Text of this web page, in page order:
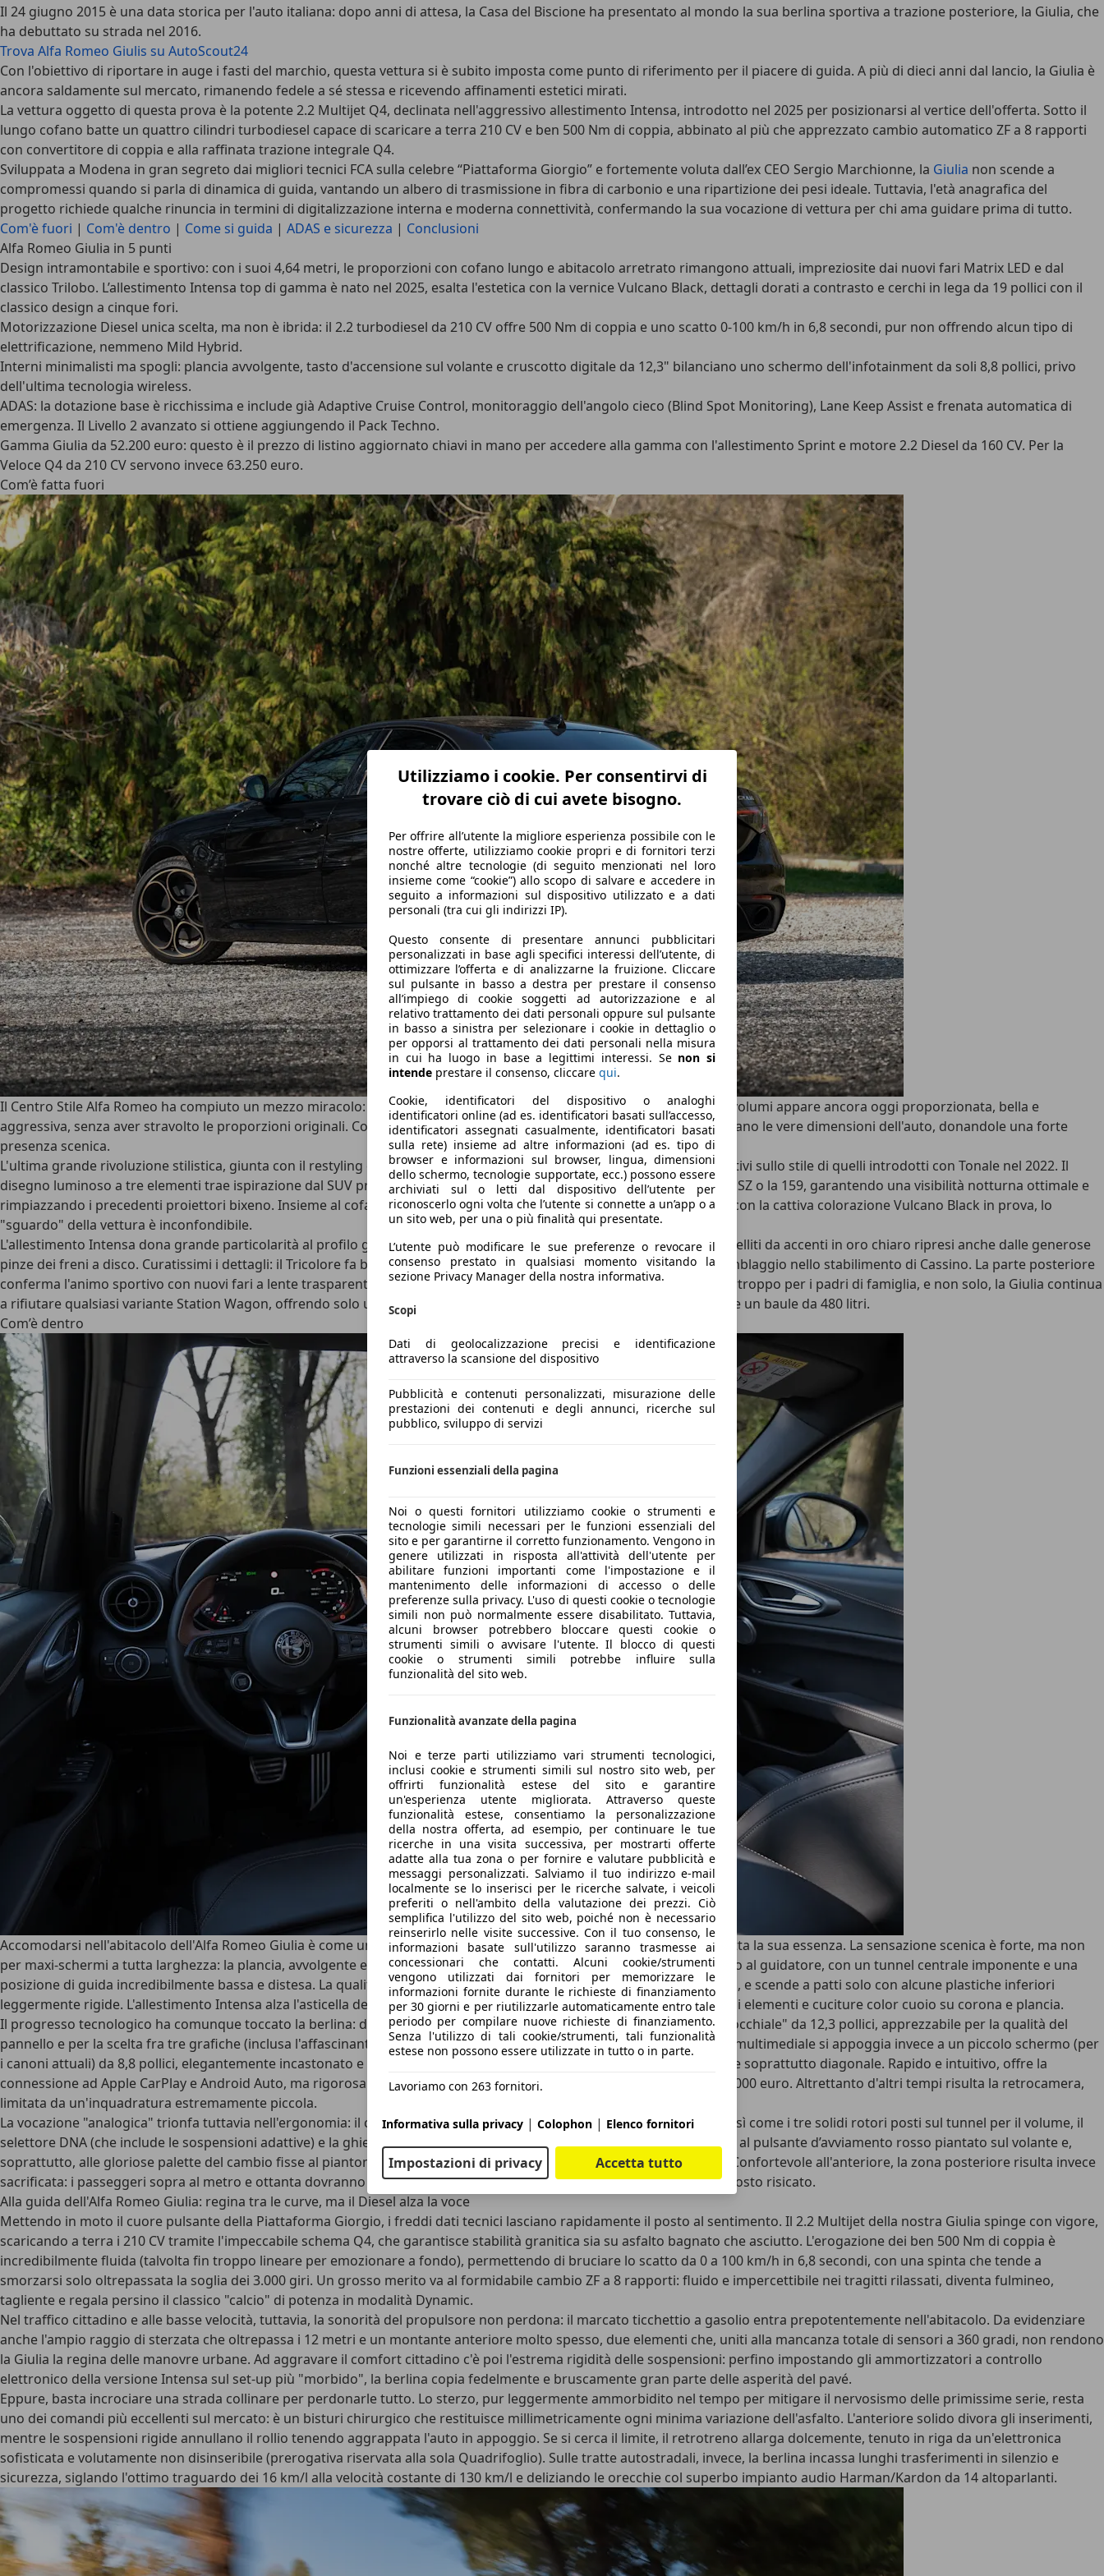
Utilizziamo i cookie. Per consentirvi di
trovare ciò di cui avete bisogno.
Per offrire all’utente la migliore esperienza possibile con le
nostre offerte, utilizziamo cookie propri e di fornitori terzi
nonché altre tecnologie (di seguito menzionati nel loro
insieme come “cookie”) allo scopo di salvare e accedere in
seguito a informazioni sul dispositivo utilizzato e a dati
personali (tra cui gli indirizzi IP).
Questo consente di presentare annunci pubblicitari
personalizzati in base agli specifici interessi dell’utente, di
ottimizzare l’offerta e di analizzarne la fruizione. Cliccare
sul pulsante in basso a destra per prestare il consenso
all’impiego di cookie soggetti ad autorizzazione e al
relativo trattamento dei dati personali oppure sul pulsante
in basso a sinistra per selezionare i cookie in dettaglio o
per opporsi al trattamento dei dati personali nella misura
in cui ha luogo in base a legittimi interessi. Se non si
intende prestare il consenso, cliccare qui.
Cookie, identificatori del dispositivo o analoghi
identificatori online (ad es. identificatori basati sull’accesso,
identificatori assegnati casualmente, identificatori basati
sulla rete) insieme ad altre informazioni (ad es. tipo di
browser e informazioni sul browser, lingua, dimensioni
dello schermo, tecnologie supportate, ecc.) possono essere
archiviati sul o letti dal dispositivo dell’utente per
riconoscerlo ogni volta che l’utente si connette a un’app o a
un sito web, per una o più finalità qui presentate.
L’utente può modificare le sue preferenze o revocare il
consenso prestato in qualsiasi momento visitando la
sezione Privacy Manager della nostra informativa.
Scopi
Dati di geolocalizzazione precisi e identificazione
attraverso la scansione del dispositivo
Pubblicità e contenuti personalizzati, misurazione delle
prestazioni dei contenuti e degli annunci, ricerche sul
pubblico, sviluppo di servizi
Funzioni essenziali della pagina
Noi o questi fornitori utilizziamo cookie o strumenti e
tecnologie simili necessari per le funzioni essenziali del
sito e per garantirne il corretto funzionamento. Vengono in
genere utilizzati in risposta all'attività dell'utente per
abilitare funzioni importanti come l'impostazione e il
mantenimento delle informazioni di accesso o delle
preferenze sulla privacy. L'uso di questi cookie o tecnologie
simili non può normalmente essere disabilitato. Tuttavia,
alcuni browser potrebbero bloccare questi cookie o
strumenti simili o avvisare l'utente. Il blocco di questi
cookie o strumenti simili potrebbe influire sulla
funzionalità del sito web.
Funzionalità avanzate della pagina
Noi e terze parti utilizziamo vari strumenti tecnologici,
inclusi cookie e strumenti simili sul nostro sito web, per
offrirti funzionalità estese del sito e garantire
un'esperienza utente migliorata. Attraverso queste
funzionalità estese, consentiamo la personalizzazione
della nostra offerta, ad esempio, per continuare le tue
ricerche in una visita successiva, per mostrarti offerte
adatte alla tua zona o per fornire e valutare pubblicità e
messaggi personalizzati. Salviamo il tuo indirizzo e-mail
localmente se lo inserisci per le ricerche salvate, i veicoli
preferiti o nell'ambito della valutazione dei prezzi. Ciò
semplifica l'utilizzo del sito web, poiché non è necessario
reinserirlo nelle visite successive. Con il tuo consenso, le
informazioni basate sull'utilizzo saranno trasmesse ai
concessionari che contatti. Alcuni cookie/strumenti
vengono utilizzati dai fornitori per memorizzare le
informazioni fornite durante le richieste di finanziamento
per 30 giorni e per riutilizzarle automaticamente entro tale
periodo per compilare nuove richieste di finanziamento.
Senza l'utilizzo di tali cookie/strumenti, tali funzionalità
estese non possono essere utilizzate in tutto o in parte.
Lavoriamo con 263 fornitori.
Informativa sulla privacy | Colophon | Elenco fornitori
Impostazioni di privacy Accetta tutto
Il 24 giugno 2015 è una data storica per l'auto italiana: dopo anni di attesa, la Casa del Biscione ha presentato al mondo la sua berlina sportiva a trazione posteriore, la Giulia, che
ha debuttato su strada nel 2016.
Trova Alfa Romeo Giulis su AutoScout24
Con l'obiettivo di riportare in auge i fasti del marchio, questa vettura si è subito imposta come punto di riferimento per il piacere di guida. A più di dieci anni dal lancio, la Giulia è
ancora saldamente sul mercato, rimanendo fedele a sé stessa e ricevendo affinamenti estetici mirati.
La vettura oggetto di questa prova è la potente 2.2 Multijet Q4, declinata nell'aggressivo allestimento Intensa, introdotto nel 2025 per posizionarsi al vertice dell'offerta. Sotto il
lungo cofano batte un quattro cilindri turbodiesel capace di scaricare a terra 210 CV e ben 500 Nm di coppia, abbinato al più che apprezzato cambio automatico ZF a 8 rapporti
con convertitore di coppia e alla raffinata trazione integrale Q4.
Sviluppata a Modena in gran segreto dai migliori tecnici FCA sulla celebre “Piattaforma Giorgio” e fortemente voluta dall’ex CEO Sergio Marchionne, la Giulia non scende a
compromessi quando si parla di dinamica di guida, vantando un albero di trasmissione in fibra di carbonio e una ripartizione dei pesi ideale. Tuttavia, l'età anagrafica del
progetto richiede qualche rinuncia in termini di digitalizzazione interna e moderna connettività, confermando la sua vocazione di vettura per chi ama guidare prima di tutto.
Com'è fuori | Com'è dentro | Come si guida | ADAS e sicurezza | Conclusioni
Alfa Romeo Giulia in 5 punti
Design intramontabile e sportivo: con i suoi 4,64 metri, le proporzioni con cofano lungo e abitacolo arretrato rimangono attuali, impreziosite dai nuovi fari Matrix LED e dal
classico Trilobo. L’allestimento Intensa top di gamma è nato nel 2025, esalta l'estetica con la vernice Vulcano Black, dettagli dorati a contrasto e cerchi in lega da 19 pollici con il
classico design a cinque fori.
Motorizzazione Diesel unica scelta, ma non è ibrida: il 2.2 turbodiesel da 210 CV offre 500 Nm di coppia e uno scatto 0-100 km/h in 6,8 secondi, pur non offrendo alcun tipo di
elettrificazione, nemmeno Mild Hybrid.
Interni minimalisti ma spogli: plancia avvolgente, tasto d'accensione sul volante e cruscotto digitale da 12,3" bilanciano uno schermo dell'infotainment da soli 8,8 pollici, privo
dell'ultima tecnologia wireless.
ADAS: la dotazione base è ricchissima e include già Adaptive Cruise Control, monitoraggio dell'angolo cieco (Blind Spot Monitoring), Lane Keep Assist e frenata automatica di
emergenza. Il Livello 2 avanzato si ottiene aggiungendo il Pack Techno.
Gamma Giulia da 52.200 euro: questo è il prezzo di listino aggiornato chiavi in mano per accedere alla gamma con l'allestimento Sprint e motore 2.2 Diesel da 160 CV. Per la
Veloce Q4 da 210 CV servono invece 63.250 euro.
Com’è fatta fuori
Il Centro Stile Alfa Romeo ha compiuto un mezzo miracolo: nonostante il decennio sulle spalle, la berlina italiana a tre volumi appare ancora oggi proporzionata, bella e
aggressiva, senza aver stravolto le proporzioni originali. Con unalunghezza di 4,64 metri, i volumi ben definiti dissimulano le vere dimensioni dell'auto, donandole una forte
presenza scenica.
L'ultima grande rivoluzione stilistica, giunta con il restyling del 2023, ha introdotto i nuovi fari lenti fari Matrix LED adattivi sullo stile di quelli introdotti con Tonale nel 2022. Il
disegno luminoso a tre elementi trae ispirazione dal SUV prodotto a Pomigliano d’Arco e da iconiche antenate come la SZ o la 159, garantendo una visibilità notturna ottimale e
rimpiazzando i precedenti proiettori bixeno. Insieme al cofano lungo e alla profonda calandra a Trilobo, specialmente con la cattiva colorazione Vulcano Black in prova, lo
"sguardo" della vettura è inconfondibile.
L'allestimento Intensa dona grande particolarità al profilo grazie agli enormi cerchi in lega da 19 pollici "a teledial", abbelliti da accenti in oro chiaro ripresi anche dalle generose
pinze dei freni a disco. Curatissimi i dettagli: il Tricolore fa bella mostra sugli specchietti laterali per sottolineare l'assemblaggio nello stabilimento di Cassino. La parte posteriore
conferma l'animo sportivo con nuovi fari a lente trasparente, un doppio terminale di scarico vero e il fiero logo Q4. Purtroppo per i padri di famiglia, e non solo, la Giulia continua
a rifiutare qualsiasi variante Station Wagon, offrendo solo una configurazione a quattro porte con portellone classico e un baule da 480 litri.
Com’è dentro
Accomodarsi nell'abitacolo dell'Alfa Romeo Giulia è come un viaggio indietro nel tempo per gli amanti della guida in tutta la sua essenza. La sensazione scenica è forte, ma non
per maxi-schermi a tutta larghezza: la plancia, avvolgente e rivestita in morbida pelle, è esplicitamente costruita intorno al guidatore, con un tunnel centrale imponente e una
posizione di guida incredibilmente bassa e distesa. La qualità costruttiva generaleè molto buona, esente da scricchiolii, e scende a patti solo con alcune plastiche inferiori
leggermente rigide. L'allestimento Intensa alza l'asticella del lusso accostando la pelle nera dei sedili contenitivi a vistosi elementi e cuciture color cuoio su corona e plancia.
Il progresso tecnologico ha comunque toccato la berlina: dal 2023 dietro al volante spicca ilcruscotto digitale a "Cannocchiale" da 12,3 pollici, apprezzabile per la qualità del
pannello e per la scelta fra tre grafiche (inclusa l'affascinante modalità retrò e l'omaggio agli anni '00). Lacomponente multimediale si appoggia invece a un piccolo schermo (per
i canoni attuali) da 8,8 pollici, elegantemente incastonato e non a sbalzo, ma oramai datato per luminosità, interfaccia e soprattutto diagonale. Rapido e intuitivo, offre la
connessione ad Apple CarPlay e Android Auto, ma rigorosamente via cavo, dettaglio che stona per un'auto da oltre 50.000 euro. Altrettanto d'altri tempi risulta la retrocamera,
limitata da un'inquadratura estremamente piccola.
La vocazione "analogica" trionfa tuttavia nell'ergonomia: il clima vantacomandi fisici facilissimi da trovare alla cieca, così come i tre solidi rotori posti sul tunnel per il volume, il
selettore DNA (che include le sospensioni adattive) e la ghiera dell'infotainment. L'emozione sportiva è palpabile grazie al pulsante d’avviamento rosso piantato sul volante e,
soprattutto, alle gloriose palette del cambio fisse al piantone, forgiate in alluminio a freddo e insuperabili per feeling.
Confortevole all'anteriore, la zona posteriore risulta invece
sacrificata: i passeggeri sopra al metro e ottanta dovranno fare i conti con uno spazio per le gambe e per la testa piuttosto risicato.
Alla guida dell'Alfa Romeo Giulia: regina tra le curve, ma il Diesel alza la voce
Mettendo in moto il cuore pulsante della Piattaforma Giorgio, i freddi dati tecnici lasciano rapidamente il posto al sentimento. Il 2.2 Multijet della nostra Giulia spinge con vigore,
scaricando a terra i 210 CV tramite l'impeccabile schema Q4, che garantisce stabilità granitica sia su asfalto bagnato che asciutto. L'erogazione dei ben 500 Nm di coppia è
incredibilmente fluida (talvolta fin troppo lineare per emozionare a fondo), permettendo di bruciare lo scatto da 0 a 100 km/h in 6,8 secondi, con una spinta che tende a
smorzarsi solo oltrepassata la soglia dei 3.000 giri. Un grosso merito va al formidabile cambio ZF a 8 rapporti: fluido e impercettibile nei tragitti rilassati, diventa fulmineo,
tagliente e regala persino il classico "calcio" di potenza in modalità Dynamic.
Nel traffico cittadino e alle basse velocità, tuttavia, la sonorità del propulsore non perdona: il marcato ticchettio a gasolio entra prepotentemente nell'abitacolo. Da evidenziare
anche l'ampio raggio di sterzata che oltrepassa i 12 metri e un montante anteriore molto spesso, due elementi che, uniti alla mancanza totale di sensori a 360 gradi, non rendono
la Giulia la regina delle manovre urbane. Ad aggravare il comfort cittadino c'è poi l'estrema rigidità delle sospensioni: perfino impostando gli ammortizzatori a controllo
elettronico della versione Intensa sul set-up più "morbido", la berlina copia fedelmente e bruscamente gran parte delle asperità del pavé.
Eppure, basta incrociare una strada collinare per perdonarle tutto. Lo sterzo, pur leggermente ammorbidito nel tempo per mitigare il nervosismo delle primissime serie, resta
uno dei comandi più eccellenti sul mercato: è un bisturi chirurgico che restituisce millimetricamente ogni minima variazione dell'asfalto. L'anteriore solido divora gli inserimenti,
mentre le sospensioni rigide annullano il rollio tenendo aggrappata l'auto in appoggio. Se si cerca il limite, il retrotreno allarga dolcemente, tenuto in riga da un'elettronica
sofisticata e volutamente non disinseribile (prerogativa riservata alla sola Quadrifoglio). Sulle tratte autostradali, invece, la berlina incassa lunghi trasferimenti in silenzio e
sicurezza, siglando l'ottimo traguardo dei 16 km/l alla velocità costante di 130 km/l e deliziando le orecchie col superbo impianto audio Harman/Kardon da 14 altoparlanti.